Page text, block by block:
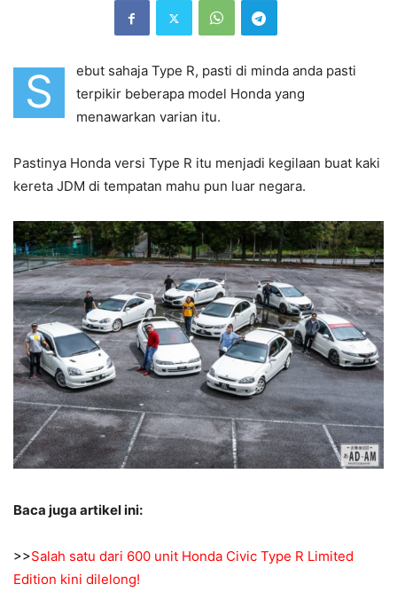
S
ebut sahaja Type R, pasti di minda anda pasti
terpikir beberapa model Honda yang
menawarkan varian itu.
Pastinya Honda versi Type R itu menjadi kegilaan buat kaki
kereta JDM di tempatan mahu pun luar negara.
Baca juga artikel ini:
>>Salah satu dari 600 unit Honda Civic Type R Limited
Edition kini dilelong!